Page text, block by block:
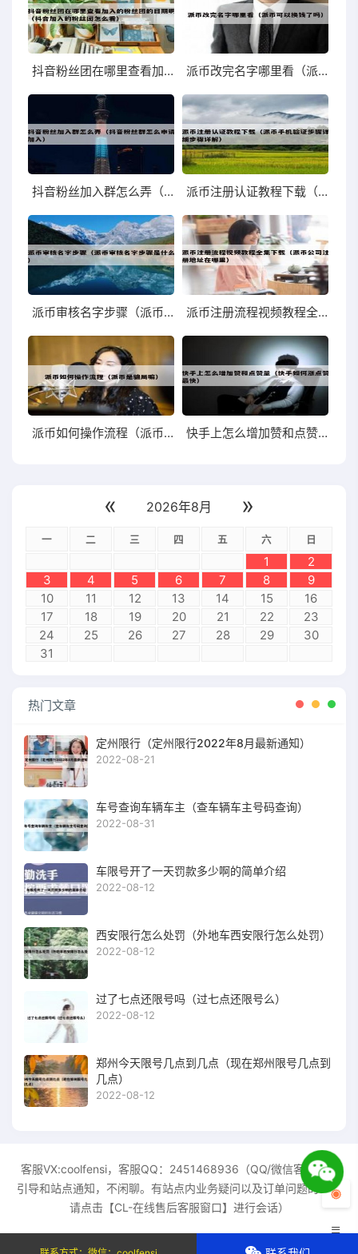
抖音粉丝团在哪里查看加入的粉丝团的日期啊（抖音加入的粉丝团怎么看） 派币改完名字哪里看（派币可以换钱了吗）
抖音粉丝加入群怎么弄（抖音粉丝群怎么申请加入） 派币注册认证教程下载（派币手机验证步骤详细步骤详解）
派币审核名字步骤（派币审核名字步骤是什么） 派币注册流程视频教程全集下载（派币公司注册地址在哪里）
派币如何操作流程（派币是骗局嘛） 快手上怎么增加赞和点赞量（快手如何涨点赞最快）
« 2026年8月 »
一 二 三 四 五 六 日
1
2
3
4 5 6 7 8
9
10
11 12 13 14 15
16
17
18 19 20 21 22
23
24
25 26 27 28 29
30
31
热门文章
定州限行（定州限行2022年8月最新通知）
2022-08-21
车号查询车辆车主（查车辆车主号码查询）
2022-08-31
车限号开了一天罚款多少啊的简单介绍
2022-08-12
西安限行怎么处罚（外地车西安限行怎么处罚）
2022-08-12
过了七点还限号吗（过七点还限号么）
2022-08-12
郑州今天限号几点到几点（现在郑州限号几点到
几点）
2022-08-12
客服VX:coolfensi，客服QQ：2451468936（QQ/微信客服只做
引导和站点通知，不闲聊。有站点内业务疑问以及订单问题的话，
请点击【CL-在线售后客服窗口】进行会话）